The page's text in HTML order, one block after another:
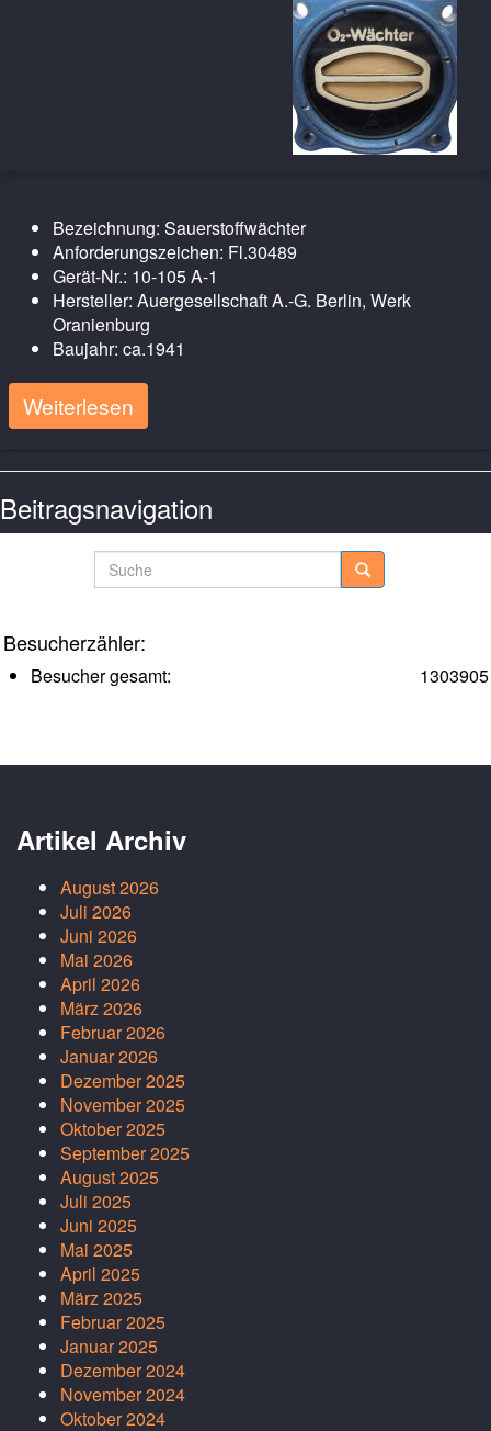
Bezeichnung: Sauerstoffwächter
Anforderungszeichen: Fl.30489
Gerät-Nr.: 10-105 A-1
Hersteller: Auergesellschaft A.-G. Berlin, Werk
Oranienburg
Baujahr: ca.1941
Weiterlesen
Beitragsnavigation
Suche
Besucherzähler:
1303905
Besucher gesamt:
Artikel Archiv
August 2026
Juli 2026
Juni 2026
Mai 2026
April 2026
März 2026
Februar 2026
Januar 2026
Dezember 2025
November 2025
Oktober 2025
September 2025
August 2025
Juli 2025
Juni 2025
Mai 2025
April 2025
März 2025
Februar 2025
Januar 2025
Dezember 2024
November 2024
Oktober 2024